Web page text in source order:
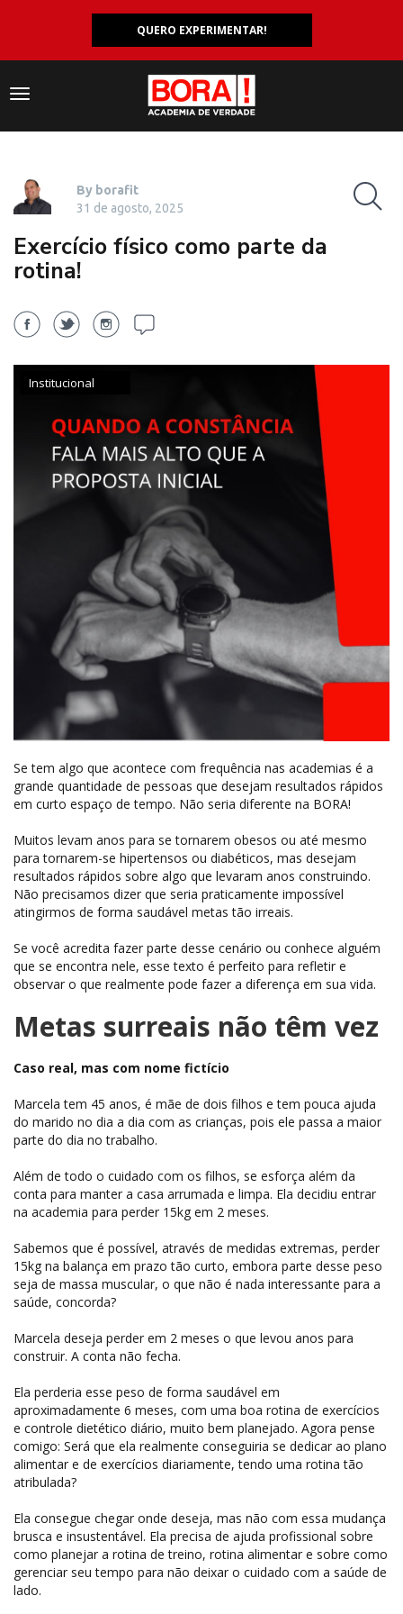
QUERO EXPERIMENTAR!
Navegação
By borafit
31 de agosto, 2025
Exercício físico como parte da
rotina!
Institucional
Se tem algo que acontece com frequência nas academias é a
grande quantidade de pessoas que desejam resultados rápidos
em curto espaço de tempo. Não seria diferente na BORA!
Muitos levam anos para se tornarem obesos ou até mesmo
para tornarem-se hipertensos ou diabéticos, mas desejam
resultados rápidos sobre algo que levaram anos construindo.
Não precisamos dizer que seria praticamente impossível
atingirmos de forma saudável metas tão irreais.
Se você acredita fazer parte desse cenário ou conhece alguém
que se encontra nele, esse texto é perfeito para refletir e
observar o que realmente pode fazer a diferença em sua vida.
Metas surreais não têm vez
Caso real, mas com nome fictício
Marcela tem 45 anos, é mãe de dois filhos e tem pouca ajuda
do marido no dia a dia com as crianças, pois ele passa a maior
parte do dia no trabalho.
Além de todo o cuidado com os filhos, se esforça além da
conta para manter a casa arrumada e limpa. Ela decidiu entrar
na academia para perder 15kg em 2 meses.
Sabemos que é possível, através de medidas extremas, perder
15kg na balança em prazo tão curto, embora parte desse peso
seja de massa muscular, o que não é nada interessante para a
saúde, concorda?
Marcela deseja perder em 2 meses o que levou anos para
construir. A conta não fecha.
Ela perderia esse peso de forma saudável em
aproximadamente 6 meses, com uma boa rotina de exercícios
e controle dietético diário, muito bem planejado. Agora pense
comigo: Será que ela realmente conseguiria se dedicar ao plano
alimentar e de exercícios diariamente, tendo uma rotina tão
atribulada?
Ela consegue chegar onde deseja, mas não com essa mudança
brusca e insustentável. Ela precisa de ajuda profissional sobre
como planejar a rotina de treino, rotina alimentar e sobre como
gerenciar seu tempo para não deixar o cuidado com a saúde de
lado.